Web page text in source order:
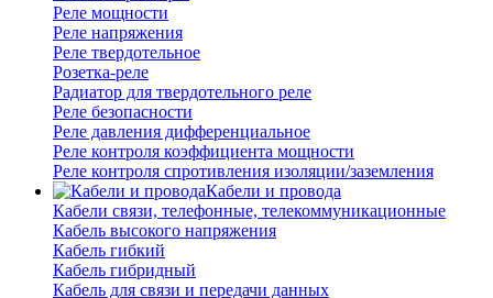
Реле мощности
Реле напряжения
Реле твердотельное
Розетка-реле
Радиатор для твердотельного реле
Реле безопасности
Реле давления дифференциальное
Реле контроля коэффициента мощности
Реле контроля спротивления изоляции/заземления
Кабели и провода
Кабели связи, телефонные, телекоммуникационные
Кабель высокого напряжения
Кабель гибкий
Кабель гибридный
Кабель для связи и передачи данных